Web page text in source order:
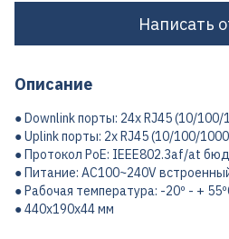
Написать
Описание
● Downlink порты: 24x RJ45 (10/
● Uplink порты: 2x RJ45 (10/100/
● Протокол PoE: IEEE802.3af/at
● Питание: AC100~240V
● Рабочая температура: -20º - +
● 440x190x44 мм